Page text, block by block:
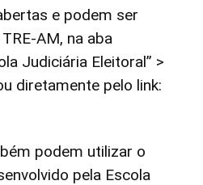
e podem ser
AM, na aba
Judiciária Eleitoral” >
diretamente pelo link:
podem utilizar o
pela Escola